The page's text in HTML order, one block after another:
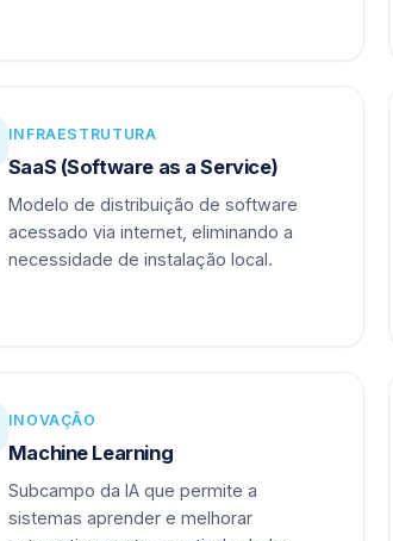
INFRAESTRUTURA
SaaS (Software as a Service)
Modelo de distribuição de software
acessado via internet, eliminando a
necessidade de instalação local.
INOVAÇÃO
Machine Learning
Subcampo da IA que permite a
sistemas aprender e melhorar